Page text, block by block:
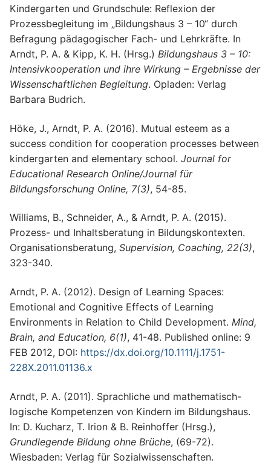
Kindergarten und Grundschule: Reflexion der
Prozessbegleitung im „Bildungshaus 3 – 10“ durch
Befragung pädagogischer Fach- und Lehrkräfte. In
Arndt, P. A. & Kipp, K. H. (Hrsg.) Bildungshaus 3 – 10:
Intensivkooperation und ihre Wirkung – Ergebnisse der
Wissenschaftlichen Begleitung. Opladen: Verlag
Barbara Budrich.
Höke, J., Arndt, P. A. (2016). Mutual esteem as a
success condition for cooperation processes between
kindergarten and elementary school. Journal for
Educational Research Online/Journal für
Bildungsforschung Online, 7(3), 54-85.
Williams, B., Schneider, A., & Arndt, P. A. (2015).
Prozess- und Inhaltsberatung in Bildungskontexten.
Organisationsberatung, Supervision, Coaching, 22(3),
323-340.
Arndt, P. A. (2012). Design of Learning Spaces:
Emotional and Cognitive Effects of Learning
Environments in Relation to Child Development. Mind,
Brain, and Education, 6(1), 41-48. Published online: 9
FEB 2012, DOI: https://dx.doi.org/10.1111/j.1751-
228X.2011.01136.x
Arndt, P. A. (2011). Sprachliche und mathematisch-
logische Kompetenzen von Kindern im Bildungshaus.
In: D. Kucharz, T. Irion & B. Reinhoffer (Hrsg.),
Grundlegende Bildung ohne Brüche, (69-72).
Wiesbaden: Verlag für Sozialwissenschaften.